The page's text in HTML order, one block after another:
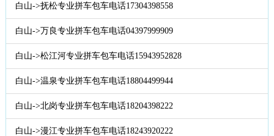
白山->抚松专业拼车包车电话17304398558
白山->万良专业拼车包车电话04397999909
白山->松江河专业拼车包车电话15943952828
白山->温泉专业拼车包车电话18804499944
白山->北岗专业拼车包车电话18204398222
白山->漫江专业拼车包车电话18243920222